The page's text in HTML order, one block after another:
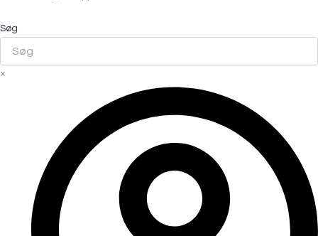
Søg
×